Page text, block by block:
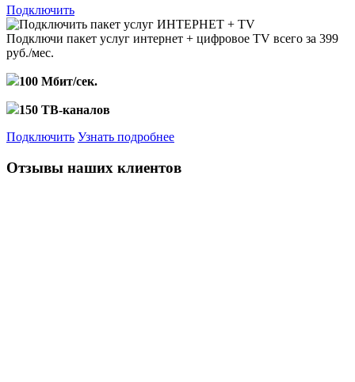
Подключить
Подключи пакет услуг интернет + цифровое TV всего за 399
руб./мес.
100 Мбит/сек.
150 ТВ-каналов
Подключить Узнать подробнее
Отзывы наших клиентов